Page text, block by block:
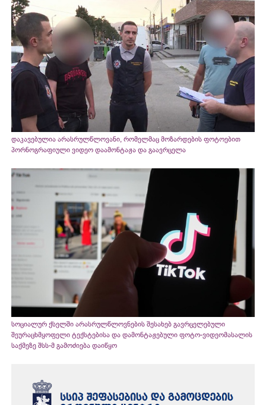
დაკავებულია არასრულწლოვანი, რომელმაც მოზარდების ფოტოებით
პორნოგრაფიული ვიდეო დაამონტაჟა და გაავრცელა
სოციალურ ქსელში არასრულწლოვნების შესახებ გავრცელებული
შეურაცხმყოფელი ტექსტებისა და დამონტაჟებული ფოტო-ვიდეომასალის
საქმეზე შსს-მ გამოძიება დაიწყო